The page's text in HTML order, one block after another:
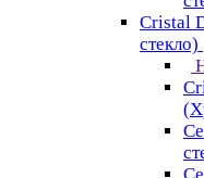
Cristal
стекло)